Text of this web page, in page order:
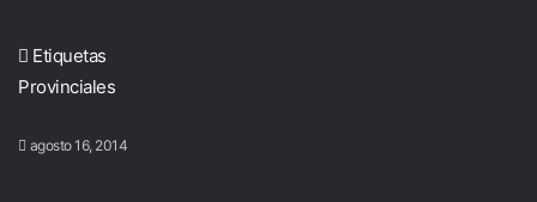
Etiquetas
Provinciales
agosto 16, 2014